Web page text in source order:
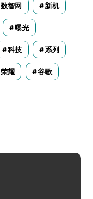
数智网 新机
曝光
科技 系列
荣耀 谷歌